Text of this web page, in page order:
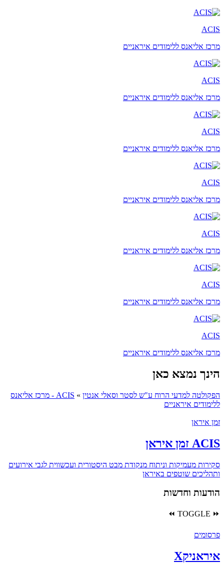
ACIS
מרכז אליאנס ללימודים איראניים
ACIS
מרכז אליאנס ללימודים איראניים
ACIS
מרכז אליאנס ללימודים איראניים
ACIS
מרכז אליאנס ללימודים איראניים
ACIS
מרכז אליאנס ללימודים איראניים
ACIS
מרכז אליאנס ללימודים איראניים
ACIS
מרכז אליאנס ללימודים איראניים
הינך נמצא כאן
הפקולטה למדעי הרוח ע"ש לסטר וסאלי אנטין »
ACIS - מרכז אליאנס
ללימודים איראניים
זמן איראן
ACIS זמן איראן
סקירות מעמיקות וניתוח מנקודת מבט היסטורית ועכשווית לגבי אירועים
ותהליכים שוטפים באיראן
הודעות וחדשות
⏩
TOGGLE
⏪
פרסומים
איראניקX